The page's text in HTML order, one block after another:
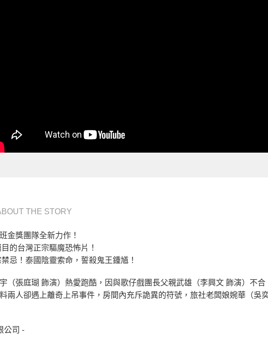
THE STORY
金獎團隊全新力作！
的台灣正宗驅魔恐怖片！
忌！泰國陰靈索命，誓殺鬼王鍾馗！
（張庭瑚 飾演）熱愛跑酷，因與歌仔戲團長父親武雄（李興文 飾演）不
兩人卻遇上離奇上吊事件，房間內充斥詭異的符號，旅社老闆娘婉華（
公司 -